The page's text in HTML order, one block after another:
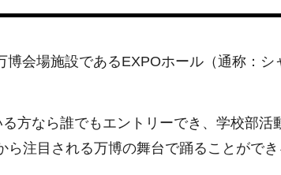
会場施設であるEXPOホール（通称：
方なら誰でもエントリーでき、学校部
注目される万博の舞台で踊ることがで